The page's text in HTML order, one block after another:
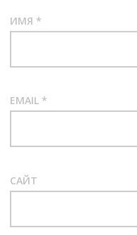
ИМЯ *
EMAIL *
САЙТ